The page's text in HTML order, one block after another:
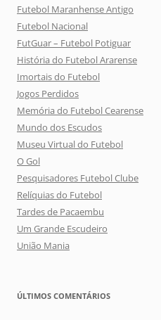
Futebol Maranhense Antigo
Futebol Nacional
FutGuar – Futebol Potiguar
História do Futebol Ararense
Imortais do Futebol
Jogos Perdidos
Memória do Futebol Cearense
Mundo dos Escudos
Museu Virtual do Futebol
O Gol
Pesquisadores Futebol Clube
Relíquias do Futebol
Tardes de Pacaembu
Um Grande Escudeiro
União Mania
ÚLTIMOS COMENTÁRIOS